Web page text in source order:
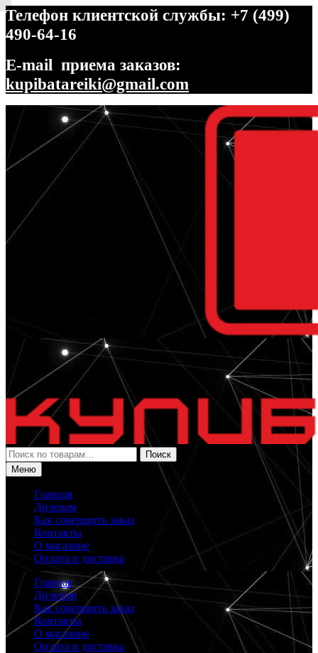
Телефон клиентской службы: +7 (499)
490-64-16
E-mail приема заказов:
kupibatareiki@gmail.com
Перейти
навигации
Перейти
содержимому
Искать:
Поиск
Меню
Главная
Дилерам
Как совершить заказ
Контакты
О магазине
Оплата и доставка
Главная
Дилерам
Как совершить заказ
Контакты
О магазине
Оплата и доставка